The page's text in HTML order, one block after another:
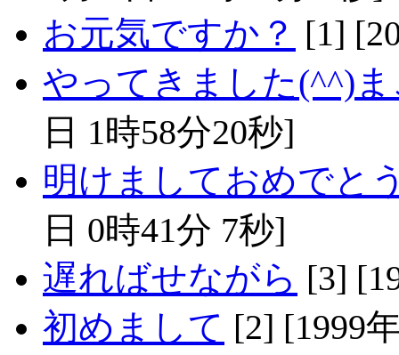
お元気ですか？ [1]
やってきました(^^)
日 1時58分20秒]
明けましておめでと
日 0時41分 7秒]
遅ればせながら [3]
初めまして [2] [1999